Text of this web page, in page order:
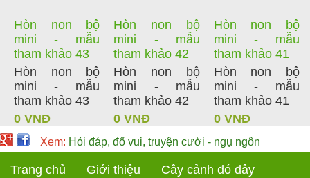
Hòn non bộ
mini - mẫu
tham khảo 43
Hòn non bộ
mini - mẫu
tham khảo 43
0 VNĐ
Hòn non bộ
mini - mẫu
tham khảo 42
Hòn non bộ
mini - mẫu
tham khảo 42
0 VNĐ
Hòn non bộ
mini - mẫu
tham khảo 41
Hòn non bộ
mini - mẫu
tham khảo 41
0 VNĐ
Xem: Hỏi đáp, đố vui, truyện cười - ngụ ngôn
Trang chủ Giới thiệu Cây cảnh đó đây